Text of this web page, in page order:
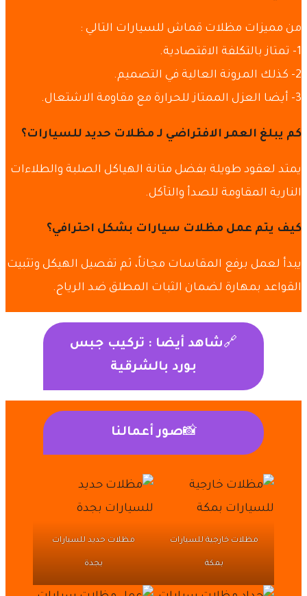
من مميزات مظلات قماش للسيارات التالي :
1- تمتاز بالتكلفة الاقتصادية.
2- كذلك المرونة العالية في التصميم.
3- أيضا العزل الممتاز للحرارة مع مقاومة الاشتعال.
كم يبلغ العمر الافتراضي لـ مظلات حديد للسيارات؟
يمتد لعقود طويلة بفضل متانة الهياكل الصلبة والطلاءات
النارية المقاومة للصدأ والتآكل.
كيف يتم عمل مظلات سيارات بشكل احترافي؟
يبدأ لعمل برفع المقاسات مجاناً، ثم تفصيل الهيكل وتثبيت
القواعد بمهارة لضمان الثبات المطلق ضد الرياح.
🔗شاهد أيضا : تركيب جبس
بورد بالشرقية
📸صور أعمالنا
مظلات خارجية للسيارات
بمكة
مظلات حديد للسيارات
بجدة